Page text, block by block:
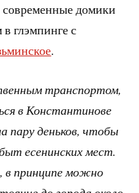
современные домики
глэмпинге с
.
транспортом,
в Константинове
пару деньков, чтобы
есенинских мест.
в принципе можно